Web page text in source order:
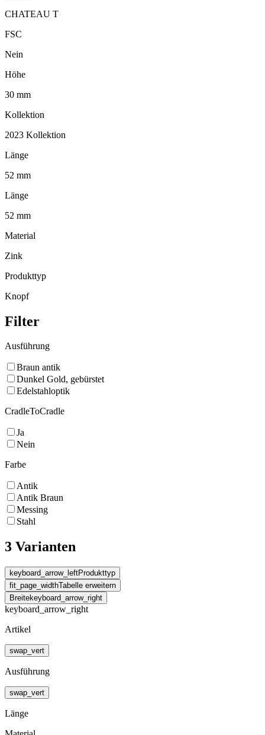
CHATEAU T
FSC
Nein
Höhe
30 mm
Kollektion
2023 Kollektion
Länge
52 mm
Länge
52 mm
Material
Zink
Produkttyp
Knopf
Filter
Ausführung
Braun antik
Dunkel Gold, gebürstet
Edelstahloptik
CradleToCradle
Ja
Nein
Farbe
Antik
Antik Braun
Messing
Stahl
3 Varianten
keyboard_arrow_leftProdukttyp
fit_page_widthTabelle erweitern
Breitekeyboard_arrow_right
keyboard_arrow_right
Artikel
swap_vert
Ausführung
swap_vert
Länge